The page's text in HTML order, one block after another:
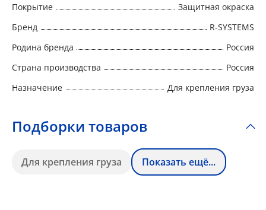
Покрытие
Защитная окраска
Бренд
R-SYSTEMS
Родина бренда
Россия
Страна производства
Россия
Назначение
Для крепления груза
Подборки товаров
Для крепления груза Показать ещё...